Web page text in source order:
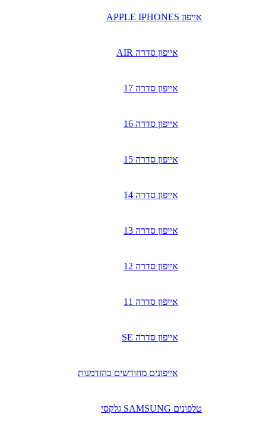
אייפון APPLE IPHONES
אייפון סדרה AIR
אייפון סדרה 17
אייפון סדרה 16
אייפון סדרה 15
אייפון סדרה 14
אייפון סדרה 13
אייפון סדרה 12
אייפון סדרה 11
אייפון סדרה SE
אייפונים מחודשים בהזדמנות
טלפונים SAMSUNG גלקסי